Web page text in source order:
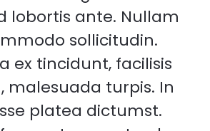
lobortis ante. Nullam
sollicitudin.
ex tincidunt, facilisis
malesuada turpis. In
platea dictumst.